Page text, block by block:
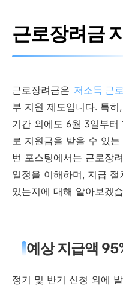
근로장려금
근로장려금은 저소득 근
부 지원 제도입니다. 특
기간 외에도 6월 3일부터
로 지원금을 받을 수 있
번 포스팅에서는 근로장
일정을 이해하며, 지급
있는지에 대해 알아보겠
예상 지급액
정기 및 반기 신청 외에